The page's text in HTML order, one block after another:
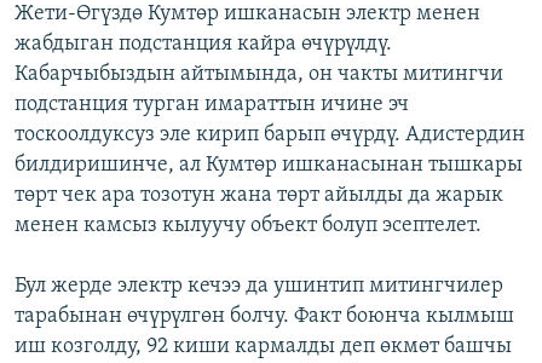
БИЗ ЖАНА ДҮЙНӨ
ДАНИСТЕ
ЭЖЕ-СИҢДИЛЕР
АЗАТТЫК+
ЫҢГАЙСЫЗ СУРООЛОР
Русский
ОНЛАЙН ШЕРИНЕ
Жети-Өгүздө Кумтөр ишканасын электр менен
жабдыган подстанция кайра өчүрүлдү.
Кабарчыбыздын айтымында, он чакты митингчи
подстанция турган имараттын ичине эч
тоскоолдуксуз эле кирип барып өчүрдү. Адистердин
билдиришинче, ал Кумтөр ишканасынан тышкары
төрт чек ара тозотун жана төрт айылды да жарык
менен камсыз кылуучу объект болуп эсептелет.
Бул жерде электр кечээ да ушинтип митингчилер
тарабынан өчүрүлгөн болчу. Факт боюнча кылмыш
иш козголду, 92 киши кармалды деп өкмөт башчы